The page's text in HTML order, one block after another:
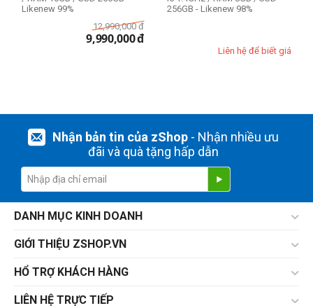
Likenew 99%
12,990,000 đ
9,990,000đ
256GB - Likenew 98%
Liên hệ để biết giá
Nhận bản tin của zShop- Nhận nhiều ưu
đãi và quà tặng hấp dẫn
DANH MỤC KINH DOANH
GIỚI THIỆU ZSHOP.VN
HỔ TRỢ KHÁCH HÀNG
LIÊN HỆ TRỰC TIẾP